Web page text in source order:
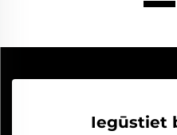
Iegūstiet